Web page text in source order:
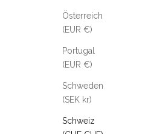
Österreich
(EUR €)
Portugal
(EUR €)
Schweden
(SEK kr)
Schweiz